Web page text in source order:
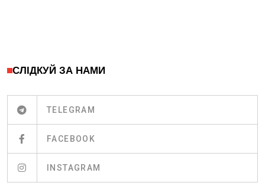
СЛІДКУЙ ЗА НАМИ
TELEGRAM
FACEBOOK
INSTAGRAM